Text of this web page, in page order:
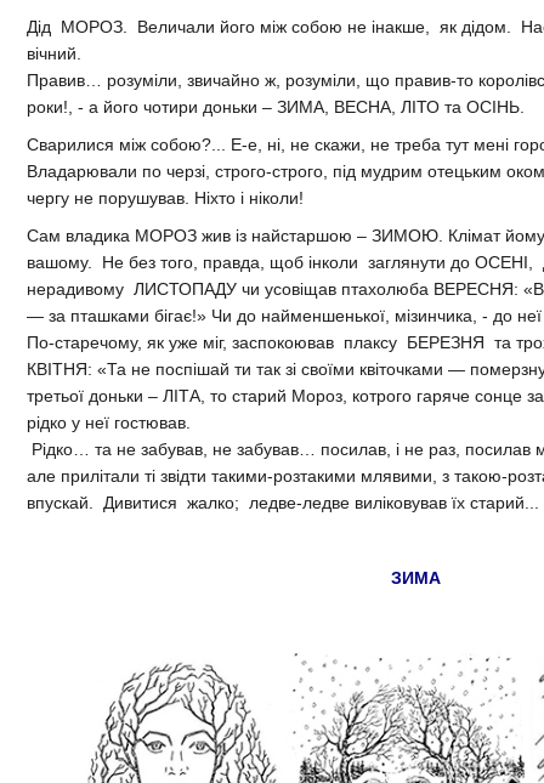
Дід МОРОЗ. Величали його між собою не інакше, як дідом.
вічний.
Правив… розуміли, звичайно ж, розуміли, що правив-то
роки!, - а його чотири доньки – ЗИМА, ВЕСНА, ЛІТО та ОСІНЬ.
Сварилися між собою?... Е-е, ні, не скажи, не треба тут мені
Владарювали по черзі, строго-строго, під мудрим отецьким
чергу не порушував. Ніхто і ніколи!
Сам владика МОРОЗ жив із найстаршою – ЗИМОЮ. Клімат йому
вашому. Не без того, правда, щоб інколи заглянути до ОСЕНІ,
нерадивому ЛИСТОПАДУ чи усовіщав птахолюба ВЕРЕСНЯ: «В
— за пташками бігає!» Чи до найменшенької, мізинчика, - до
По-старечому, як уже міг, заспокоював плаксу БЕРЕЗНЯ та
КВІТНЯ: «Та не поспішай ти так зі своїми квіточками —
третьої доньки – ЛІТА, то старий Мороз, котрого гаряче сонце
рідко у неї гостював.
Рідко… та не забував, не забував… посилав, і не раз,
але прилітали ті звідти такими-розтакими млявими, з такою-
впускай. Дивитися жалко; ледве-ледве виліковував їх старий...
ЗИМА